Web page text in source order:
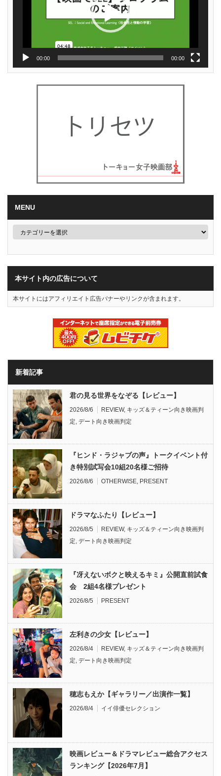
00:00 00:00
MENU
本サイト内の広告について
本サイトにはアフィリエイト広告バナーやリンクが含まれます。
新着記事
君の見る世界をなぞる【レビュー】
2026/8/6 REVIEW, キッズ＆ティーン向き映画判
定, デート向き映画判定
『ヒンド・ラジャブの声』トークイベント付
き特別試写会10組20名様ご招待
2026/8/6 OTHERWISE, PRESENT
ドラマなふたり【レビュー】
2026/8/5 REVIEW, キッズ＆ティーン向き映画判
定, デート向き映画判定
『冴えないボクと映えるキミ』公開直前試食
会 2組4名様プレゼント
2026/8/5 PRESENT
左利きの少女【レビュー】
2026/8/4 REVIEW, キッズ＆ティーン向き映画判
定, デート向き映画判定
穂志もえか【ギャラリー／出演作一覧】
2026/8/4 イイ俳優セレクション
映画レビュー＆ドラマレビュー総合アクセス
ランキング【2026年7月】